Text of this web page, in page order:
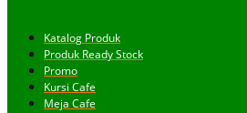
Katalog Produk
Produk Ready Stock
Promo
Kursi Cafe
Meja Cafe